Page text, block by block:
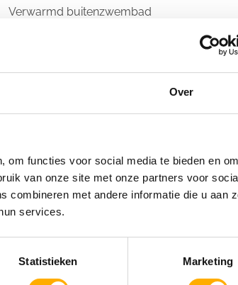
Over
om functies voor social media te bieden en
van onze site met onze partners voor
combineren met andere informatie die u aan
services.
Statistieken Marketing
Verwarmd buitenzwembad
Kamperen of huren
Prijs &